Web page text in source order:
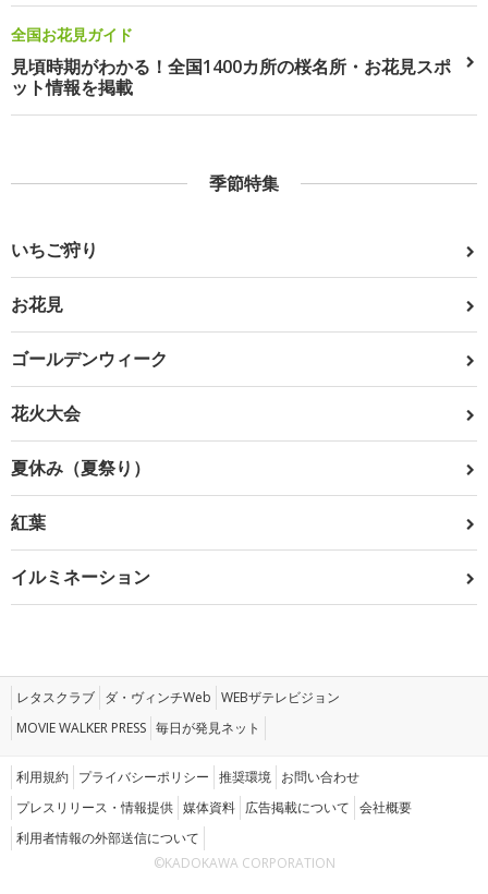
全国お花見ガイド
見頃時期がわかる！全国1400カ所の桜名所・お花見スポ
ット情報を掲載
季節特集
いちご狩り
お花見
ゴールデンウィーク
花火大会
夏休み（夏祭り）
紅葉
イルミネーション
レタスクラブ ダ・ヴィンチWeb WEBザテレビジョン
MOVIE WALKER PRESS 毎日が発見ネット
利用規約 プライバシーポリシー 推奨環境 お問い合わせ
プレスリリース・情報提供 媒体資料 広告掲載について 会社概要
利用者情報の外部送信について
©KADOKAWA CORPORATION